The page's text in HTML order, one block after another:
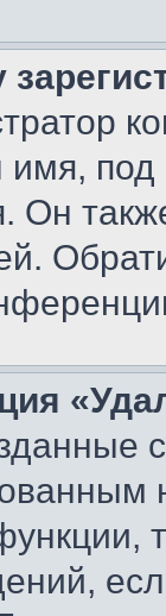
имя,
Он